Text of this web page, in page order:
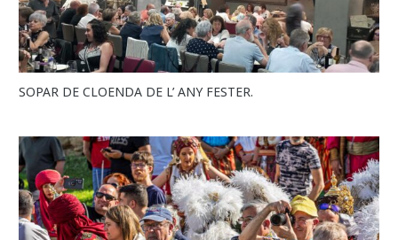
SOPAR DE CLOENDA DE L’ ANY FESTER.